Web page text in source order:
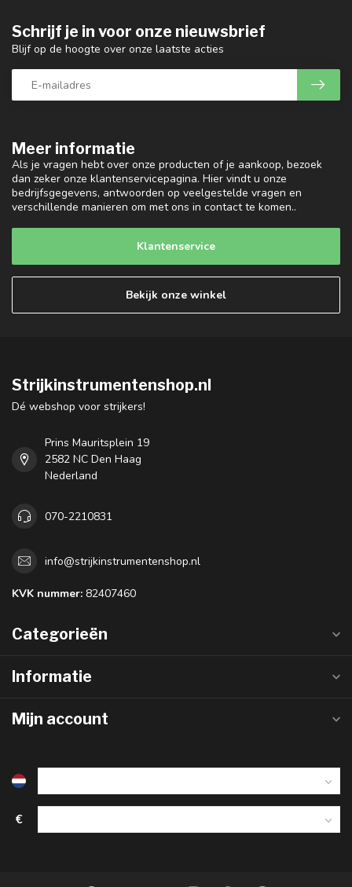
Meer informatie
Als je vragen hebt over onze producten of je aankoop, bezoek
dan zeker onze klantenservicepagina. Hier vindt u onze
bedrijfsgegevens, antwoorden op veelgestelde vragen en
verschillende manieren om met ons in contact te komen..
Klantenservice
Bekijk onze winkel
Schrijf je in voor onze nieuwsbrief
Blijf op de hoogte over onze laatste acties
Strijkinstrumentenshop.nl
Dé webshop voor strijkers!
Prins Mauritsplein 19
2582 NC Den Haag
Nederland
070-2210831
info@strijkinstrumentenshop.nl
KVK nummer: 82407460
Categorieën
Informatie
Mijn account
€